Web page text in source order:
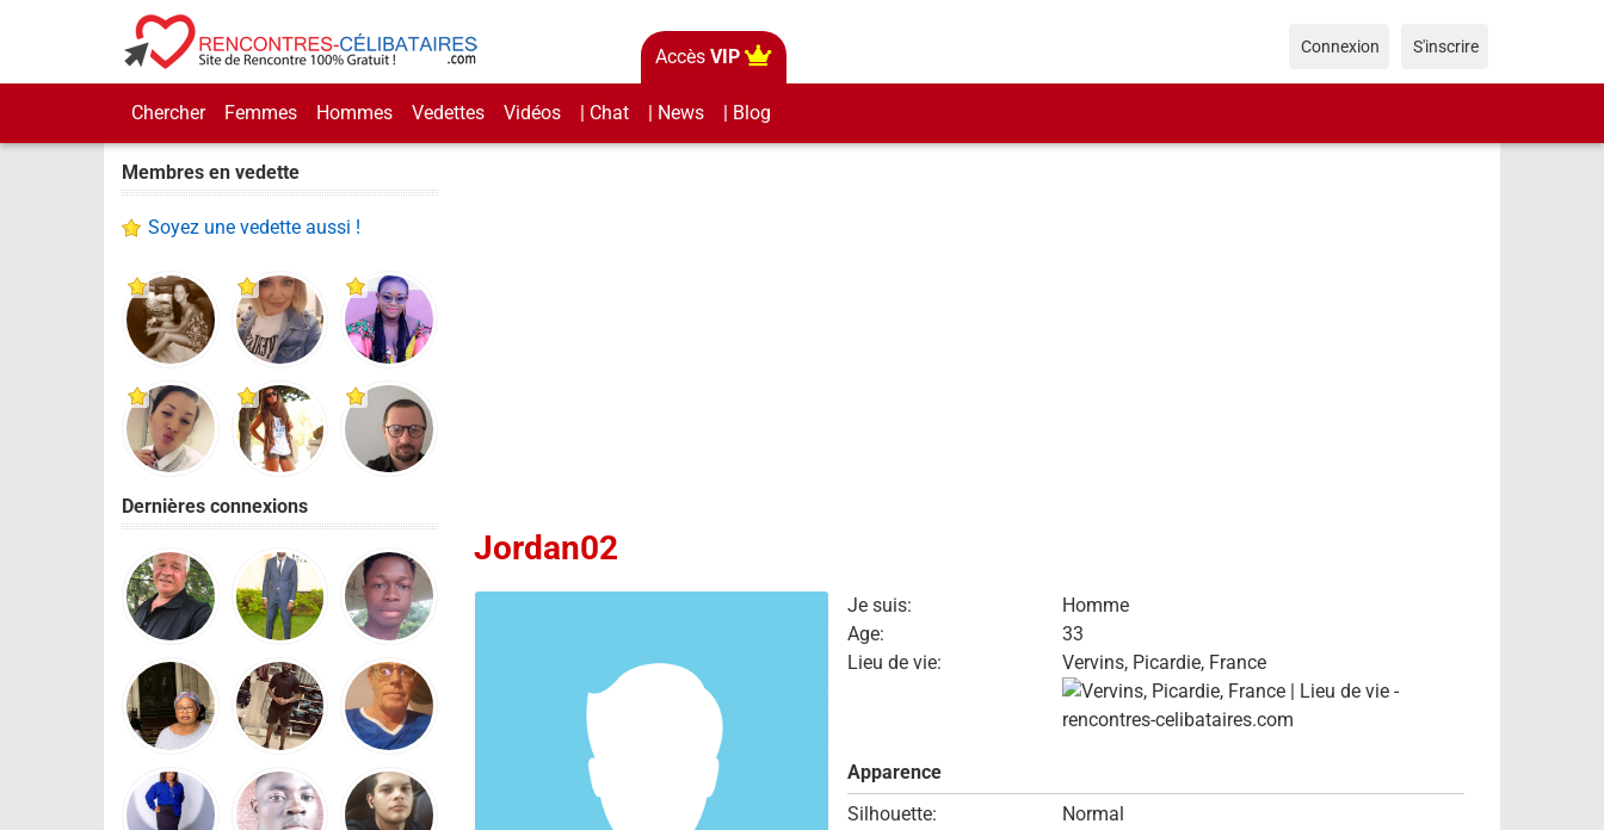
Accès VIP
Chercher Femmes Hommes Vedettes Vidéos | Chat | News | Blog
Connexion S'inscrire
Membres en vedette
Soyez une vedette aussi !
Dernières connexions
Jordan02
Je suis:
Homme
Age:
33
Lieu de vie:
Vervins, Picardie, France
Apparence
Silhouette:
Normal